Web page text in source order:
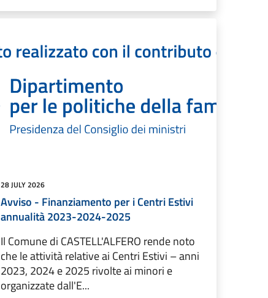
28 JULY 2026
Avviso - Finanziamento per i Centri Estivi
annualità 2023-2024-2025
Il Comune di CASTELL'ALFERO rende noto
che le attività relative ai Centri Estivi – anni
2023, 2024 e 2025 rivolte ai minori e
organizzate dall'E...